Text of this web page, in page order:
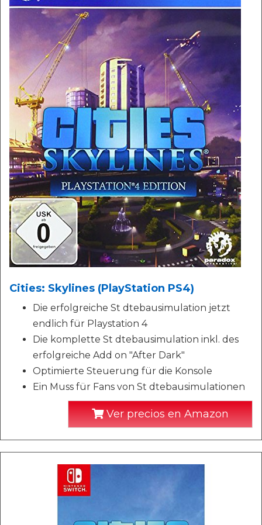
Cities: Skylines (PlayStation PS4)
Die erfolgreiche St dtebausimulation jetzt
endlich für Playstation 4
Die komplette St dtebausimulation inkl. des
erfolgreiche Add on "After Dark"
Optimierte Steuerung für die Konsole
Ein Muss für Fans von St dtebausimulationen
Ver precios en Amazon